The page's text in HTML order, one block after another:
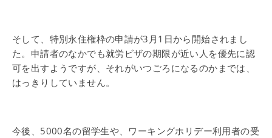
そして、特別永住権枠の申請が3月1日から開始されまし
た。申請者のなかでも就労ビザの期限が近い人を優先に認
可を出すようですが、それがいつごろになるのかまでは、
はっきりしていません。
今後、5000名の留学生や、ワーキングホリデー利用者の受